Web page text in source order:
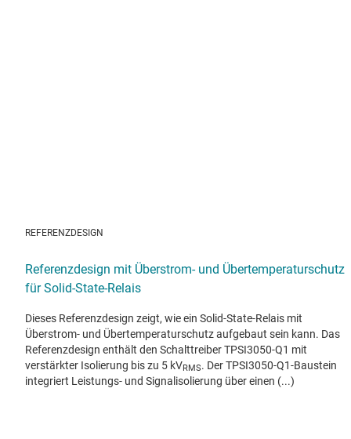
REFERENZDESIGN
Referenzdesign mit Überstrom- und Übertemperaturschutz
für Solid-State-Relais
Dieses Referenzdesign zeigt, wie ein Solid-State-Relais mit
Überstrom- und Übertemperaturschutz aufgebaut sein kann. Das
Referenzdesign enthält den Schalttreiber TPSI3050-Q1 mit
verstärkter Isolierung bis zu 5 kVRMS. Der TPSI3050-Q1-Baustein
integriert Leistungs- und Signalisolierung über einen (...)